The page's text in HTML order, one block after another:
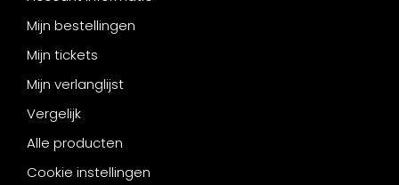
Mijn bestellingen
Mijn tickets
Mijn verlanglijst
Vergelijk
Alle producten
Cookie instellingen